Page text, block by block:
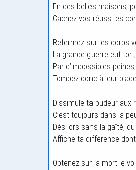
En ces belles maisons,
Cachez vos réussites
Refermez sur les corps
La grande guerre eut
Par d’impossibles
Tombez donc à leur
Dissimule ta pudeur aux
C’est toujours dans la
Dès lors sans la gaîté,
Affiche ta différence
Obtenez sur la mort le